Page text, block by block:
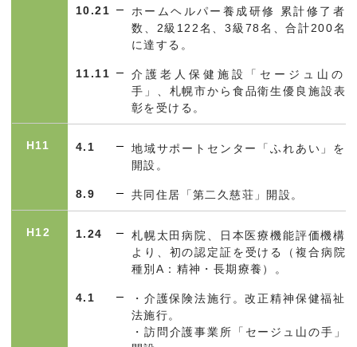
10.21
ホームヘルパー養成研修 累計修了者
数、 2級 122名、3級 78名、合計200名
に達する。
11.11
介護老人保健施設「セージュ山の
手」、札幌市から食品衛生優良施設表
彰を受ける。
H11 4.1
地域サポートセンター「ふれあい」を
開設。
8.9 共同住居「第二久慈荘」開設。
H12 1.24
札幌太田病院、日本医療機能評価機構
より、初の認定証を受ける（複合病院
種別 A ：精神・長期療養）。
4.1
・介護保険法施行。改正精神保健福祉
法施行。
・訪問介護事業所「セージュ山の手」